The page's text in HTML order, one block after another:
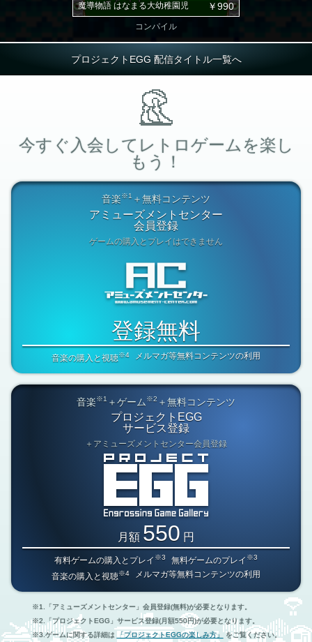
魔導物語 はなまる大幼稚園児 ￥990
コンパイル
プロジェクトEGG 配信タイトル一覧へ
今すぐ入会してレトロゲームを楽し
もう！
音楽※1 ＋無料コンテンツ
アミューズメントセンター
会員登録
ゲームの購入とプレイはできません
登録無料
音楽の購入と視聴※4 メルマガ等無料コンテンツの利用
音楽※1 ＋ゲーム ※2 ＋無料コンテンツ
プロジェクトEGG
サービス登録
＋アミューズメントセンター会員登録
月額 550 円
有料ゲームの購入とプレイ ※3 無料ゲームのプレイ ※3
音楽の購入と視聴※4 メルマガ等無料コンテンツの利用
「アミューズメントセンター」会員登録(無料)が必要となります。
「プロジェクトEGG」サービス登録(月額550円)が必要となります。
ゲームに関する詳細は
「プロジェクトEGGの楽しみ方」をご覧ください。